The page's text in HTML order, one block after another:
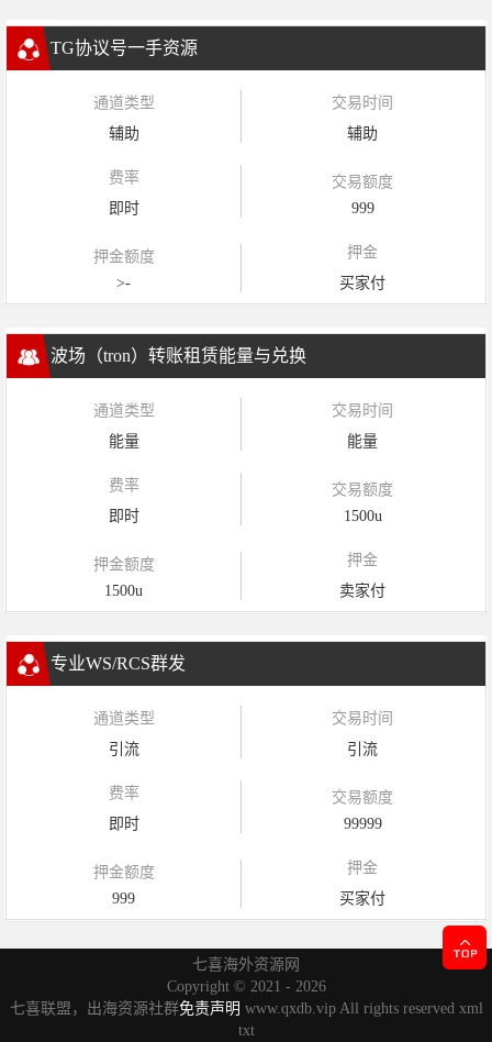
TG协议号一手资源
通道类型
辅助
交易时间
辅助
费率
即时
交易额度
999
押金额度
>-
押金
买家付
波场（tron）转账租赁能量与兑换
通道类型
能量
交易时间
能量
费率
即时
交易额度
1500u
押金额度
1500u
押金
卖家付
专业WS/RCS群发
通道类型
引流
交易时间
引流
费率
即时
交易额度
99999
押金额度
999
押金
买家付
七喜海外资源网
Copyright © 2021 - 2026
七喜联盟，出海资源社群免责声明 www.qxdb.vip All rights reserved xml
txt